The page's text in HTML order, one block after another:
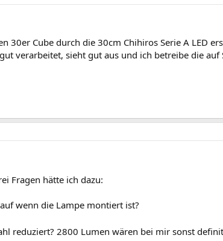
30er Cube durch die 30cm Chihiros Serie A LED
verarbeitet, sieht gut aus und ich betreibe die auf
Fragen hätte ich dazu:
wenn die Lampe montiert ist?
reduziert? 2800 Lumen wären bei mir sonst